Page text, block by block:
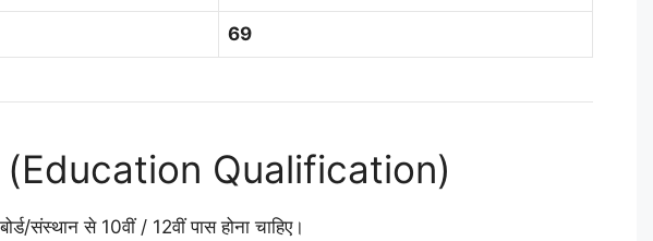
69
(Education Qualification)
बोर्ड/संस्थान से 10वीं / 12वीं पास होना चाहिए।